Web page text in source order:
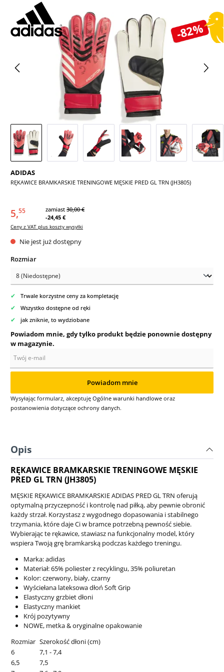
-82%
Pomiń galerię zdjęć
ADIDAS
RĘKAWICE BRAMKARSKIE TRENINGOWE MĘSKIE PRED GL TRN (JH3805)
5,55 zamiast 30,00 €
-24,45 €
Ceny z VAT plus koszty wysyłki
Nie jest już dostępny
Wybierz
Rozmiar
✔ Trwale korzystne ceny za kompletację
✔ Wszystko dostępne od ręki
✔ jak zniknie, to wydziobane
Powiadom mnie, gdy tylko produkt będzie ponownie dostępny
w magazynie.
Powiadom mnie
Wysyłając formularz, akceptuję Ogólne warunki handlowe oraz
postanowienia dotyczące ochrony danych.
Opis
RĘKAWICE BRAMKARSKIE TRENINGOWE MĘSKIE
PRED GL TRN (JH3805)
MĘSKIE RĘKAWICE BRAMKARSKIE ADIDAS PRED GL TRN oferują
optymalną przyczepność i kontrolę nad piłką, aby pewnie obronić
każdy strzał. Korzystasz z wygodnego dopasowania i stabilnego
trzymania, które daje Ci w bramce potrzebną pewność siebie.
Wybierając te rękawice, stawiasz na funkcjonalny model, który
wspiera Twoją grę bramkarską podczas każdego treningu.
Marka: adidas
Materiał: 65% poliester z recyklingu, 35% poliuretan
Kolor: czerwony, biały, czarny
Wyściełana lateksowa dłoń Soft Grip
Elastyczny grzbiet dłoni
Elastyczny mankiet
Krój pozytywny
NOWE, metka & oryginalne opakowanie
Rozmiar Szerokość dłoni (cm)
6
7,1 - 7,4
6,5
7,5